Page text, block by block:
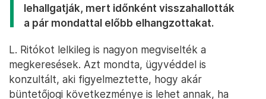
lehallgatják, mert időnként visszahallották
a pár mondattal előbb elhangzottakat.
L. Ritókot lelkileg is nagyon megviselték a
megkeresések. Azt mondta, ügyvéddel is
konzultált, aki figyelmeztette, hogy akár
büntetőjogi következménye is lehet annak, ha